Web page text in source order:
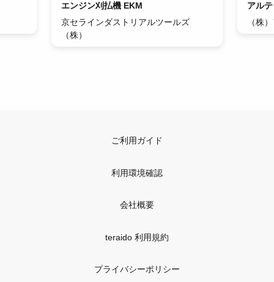
エンジン刈払機 EKM
京セラインダストリアルツールズ
（株）
アル
（株
ご利用ガイド
利用環境確認
会社概要
teraido 利用規約
プライバシーポリシー